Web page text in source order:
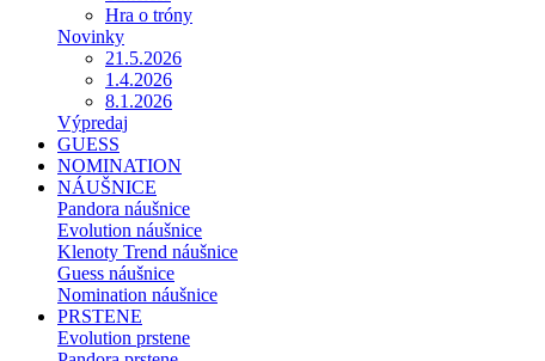
Hra o tróny
Novinky
21.5.2026
1.4.2026
8.1.2026
Výpredaj
GUESS
NOMINATION
NÁUŠNICE
Pandora náušnice
Evolution náušnice
Klenoty Trend náušnice
Guess náušnice
Nomination náušnice
PRSTENE
Evolution prstene